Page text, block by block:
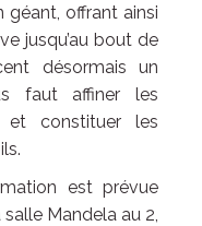
géant, offrant ainsi
jusqu’au bout de
désormais un
faut affiner les
et constituer les
est prévue
Mandela au 2,